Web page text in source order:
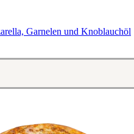
Garnelen und Knoblauchöl